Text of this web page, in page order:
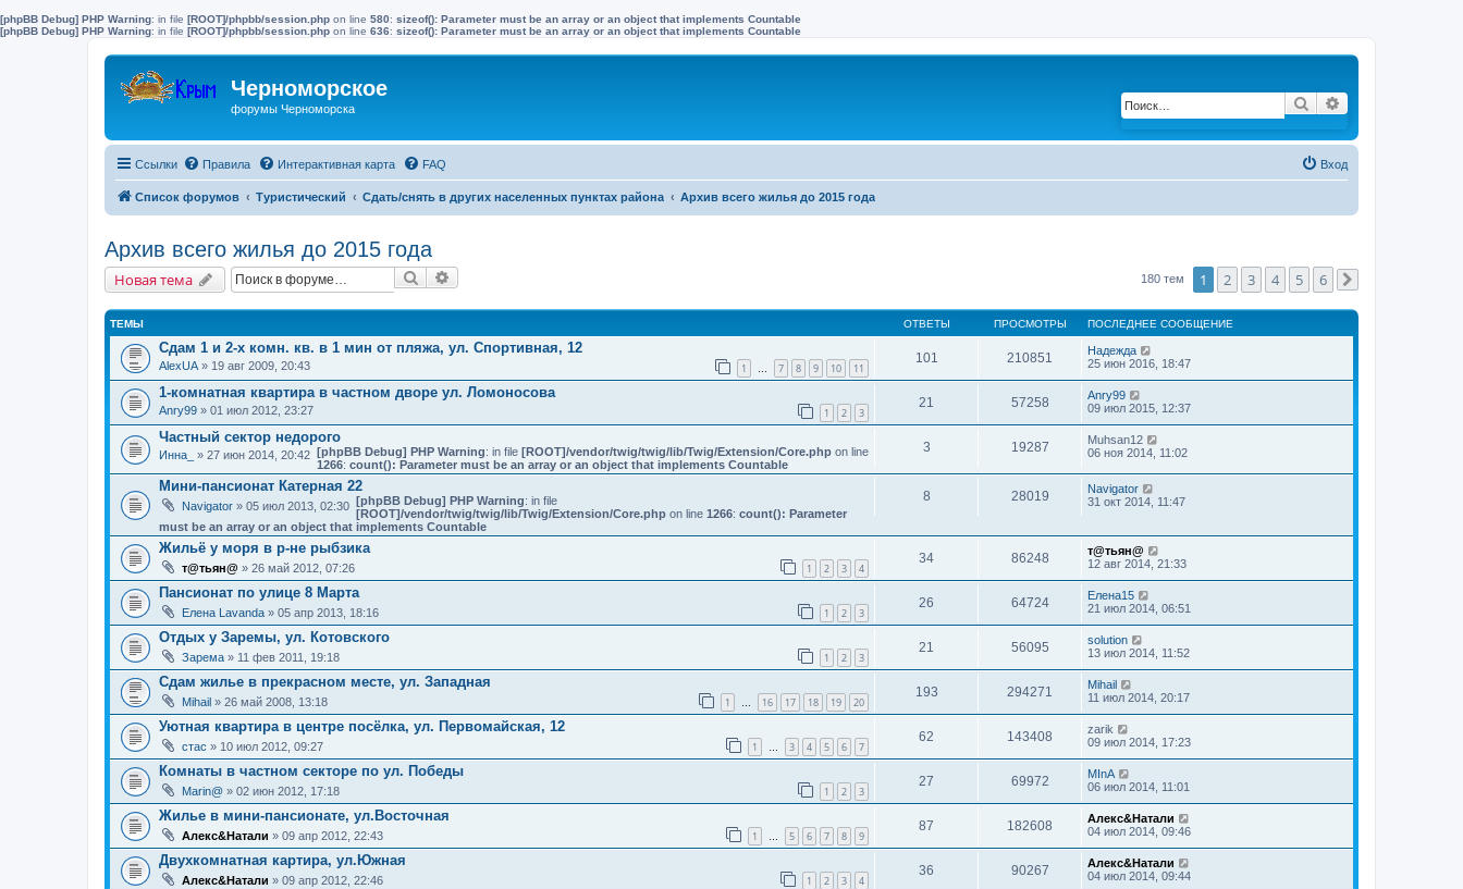
[phpBB Debug] PHP Warning: in file [ROOT]/phpbb/session.php on line 580: sizeof(): Parameter must be an array or an object that implements Countable
[phpBB Debug] PHP Warning: in file [ROOT]/phpbb/session.php on line 636: sizeof(): Parameter must be an array or an object that implements Countable
Черноморское
форумы Черноморска Поиск
Ссылки Правила Интерактивная карта FAQ Вход
Список форумов Туристический Сдать/снять в других населенных пунктах района Архив всего жилья до 2015 года
Архив всего жилья до 2015 года
Новая тема Поиск 180 тем 1 2 3 4 5 6
ТЕМЫ ОТВЕТЫ ПРОСМОТРЫ ПОСЛЕДНЕЕ СООБЩЕНИЕ
Сдам 1 и 2-х комн. кв. в 1 мин от пляжа, ул. Спортивная, 12
AlexUA » 19 авг 2009, 20:43 1 7 8 9 10 11
101 210851
Надежда
25 июн 2016, 18:47
1-комнатная квартира в частном дворе ул. Ломоносова
Anry99 » 01 июл 2012, 23:27 1 2 3
21 57258
Anry99
09 июл 2015, 12:37
Частный сектор недорого
Инна_ » 27 июн 2014, 20:42 [phpBB Debug] PHP Warning: in file [ROOT]/vendor/twig/twig/lib/Twig/Extension/Core.phpon line
1266: count(): Parameter must be an array or an object that implements Countable
3 19287
Muhsan12
06 ноя 2014, 11:02
Мини-пансионат Катерная 22
Navigator » 05 июл 2013, 02:30 [phpBB Debug] PHP Warning: in file
[ROOT]/vendor/twig/twig/lib/Twig/Extension/Core.phpon line 1266: count(): Parameter
must be an array or an object that implements Countable
8 28019
Navigator
31 окт 2014, 11:47
Жильё у моря в р-не рыбзика
т@тьян@ » 26 май 2012, 07:26 1 2 3 4
34 86248
т@тьян@
12 авг 2014, 21:33
Пансионат по улице 8 Марта
Елена Lavanda » 05 апр 2013, 18:16 1 2 3
26 64724
Елена15
21 июл 2014, 06:51
Отдых у Заремы, ул. Котовского
Зарема » 11 фев 2011, 19:18 1 2 3
21 56095
solution
13 июл 2014, 11:52
Сдам жилье в прекрасном месте, ул. Западная
Mihail » 26 май 2008, 13:18 1 16 17 18 19 20
193 294271
Mihail
11 июл 2014, 20:17
Уютная квартира в центре посёлка, ул. Первомайская, 12
стас » 10 июл 2012, 09:27 1 3 4 5 6 7
62 143408
zarik
09 июл 2014, 17:23
Комнаты в частном секторе по ул. Победы
Marin@ » 02 июн 2012, 17:18 1 2 3
27 69972
MInA
06 июл 2014, 11:01
Жилье в мини-пансионате, ул.Восточная
Алекс&Натали » 09 апр 2012, 22:43 1 5 6 7 8 9
87 182608
Алекс&Натали
04 июл 2014, 09:46
Двухкомнатная картира, ул.Южная
Алекс&Натали » 09 апр 2012, 22:46 1 2 3 4
36 90267
Алекс&Натали
04 июл 2014, 09:44